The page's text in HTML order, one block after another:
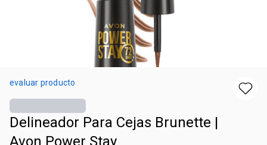
evaluar producto
Delineador Para Cejas Brunette |
Avon Power Stay